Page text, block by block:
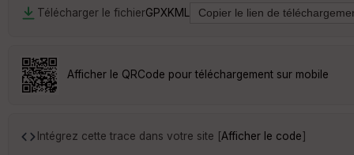
Télécharger le fichierGPXKML
Afficher le QRCode pour téléchargement sur mobile
Intégrez cette trace dans votre site [Afficher le code]